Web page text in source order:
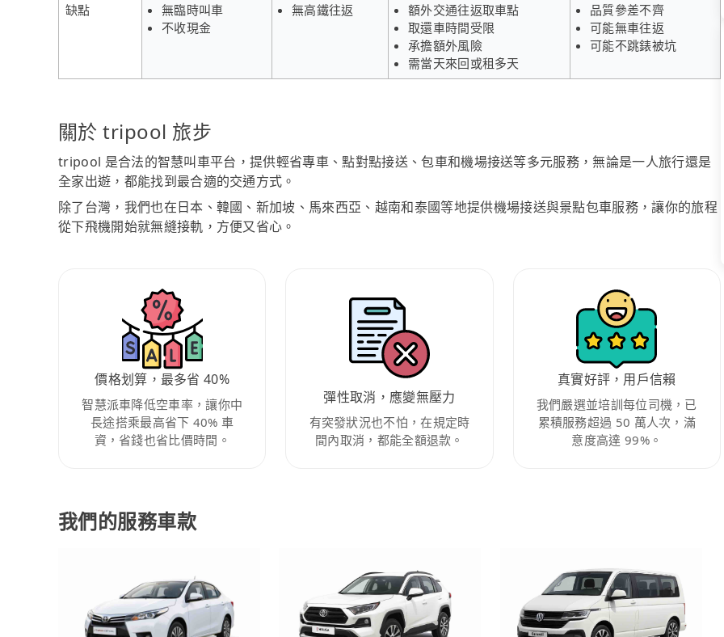
缺點
無臨時叫車
不收現金
無高鐵往返
額外交通往返取車點
取還車時間受限
承擔額外風險
需當天來回或租多天
品質參差不齊
可能無車往返
可能不跳錶被坑
關於 tripool 旅步
tripool 是合法的智慧叫車平台，提供輕省專車、點對點接送、包車和機場接送等多元服務，無論是一人旅行還是
全家出遊，都能找到最合適的交通方式。
除了台灣，我們也在日本、韓國、新加坡、馬來西亞、越南和泰國等地提供機場接送與景點包車服務，讓你的旅程
從下飛機開始就無縫接軌，方便又省心。
價格划算，最多省 40%
智慧派車降低空車率，讓你中
長途搭乘最高省下 40% 車
資，省錢也省比價時間。
彈性取消，應變無壓力
有突發狀況也不怕，在規定時
間內取消，都能全額退款。
真實好評，用戶信賴
我們嚴選並培訓每位司機，已
累積服務超過 50 萬人次，滿
意度高達 99%。
我們的服務車款